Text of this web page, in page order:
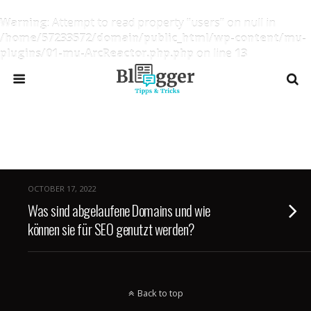
Warning: Attempt to read property "users" on null in
/home/57233572/domain/public_html/wp-content/mu-
plugins/01-mu-ArcReactor.php.php on line 13
OCTOBER 17, 2022
Was sind abgelaufene Domains und wie
können sie für SEO genutzt werden?
Back to top